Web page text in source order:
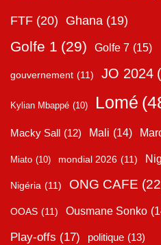
FTF (20) Ghana (19)
Golfe 1 (29) Golfe 7 (15)
gouvernement (11) JO 2024
Kylian Mbappé (10) Lomé
Macky Sall (12) Mali (14)
Miato (10) mondial 2026 (11)
Nigéria (11) ONG CAFE
OOAS (11) Ousmane Sonko
Play-offs (17) politique (13)